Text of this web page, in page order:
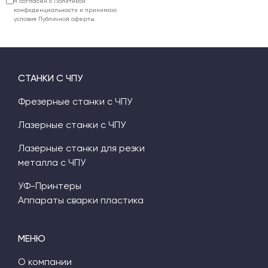
конфиденциальности и принимаю
условия Публичной оферты.
МЕНЮ
О компании
СТАНКИ С ЧПУ
Фрезерные станки с ЧПУ
Лазерные станки с ЧПУ
Лазерные станки для резки
металла с ЧПУ
УФ-Принтеры
Аппараты сварки пластика